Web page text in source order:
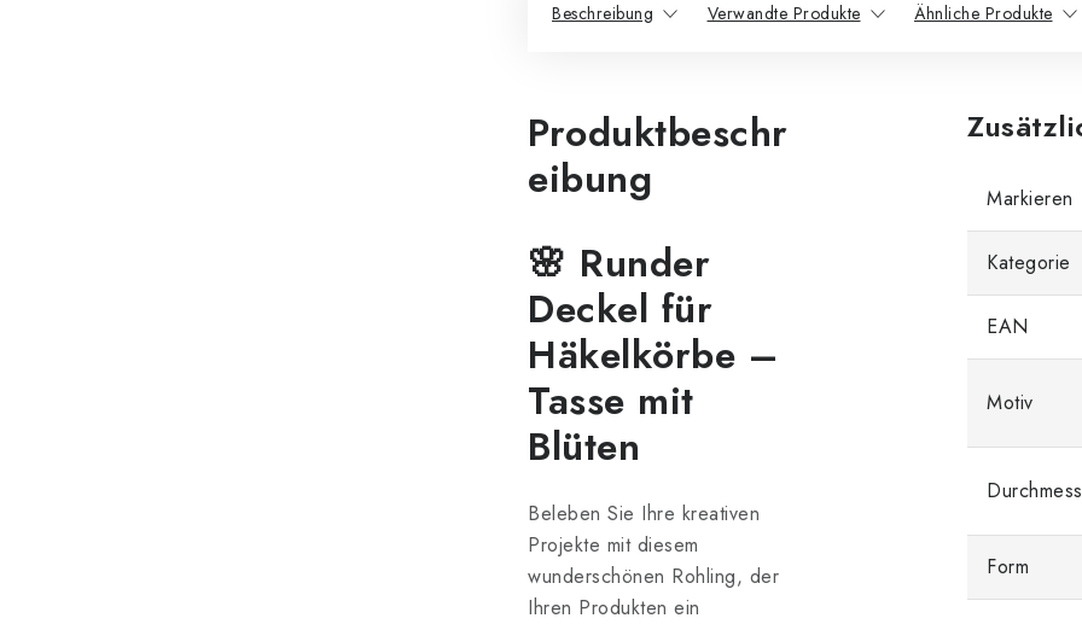
Beschreibung Verwandte Produkte Ähnliche Produkte
Produktbeschr
eibung
🌸 Runder
Deckel für
Häkelkörbe –
Tasse mit
Blüten
Beleben Sie Ihre kreativen
Projekte mit diesem
wunderschönen Rohling, der
Ihren Produkten ein
Markieren
Kategorie
EAN
Motiv
Form